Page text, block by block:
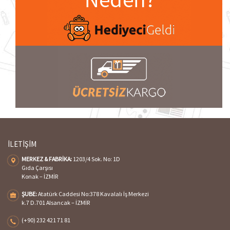
İLETİŞİM
MERKEZ & FABRİKA: 1203/4 Sok. No: 1D
Gıda Çarşısı
Konak – İZMİR
ŞUBE:Atatürk Caddesi No:378 Kavalalı İş Merkezi
k.7 D.701 Alsancak – İZMİR
(+90) 232 421 71 81